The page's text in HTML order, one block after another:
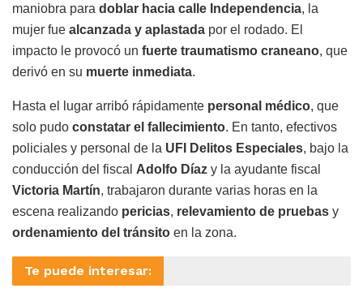
maniobra para doblar hacia calle Independencia, la
mujer fue alcanzada y aplastada por el rodado. El
impacto le provocó un fuerte traumatismo craneano, que
derivó en su muerte inmediata.
Hasta el lugar arribó rápidamente personal médico, que
solo pudo constatar el fallecimiento. En tanto, efectivos
policiales y personal de la UFI Delitos Especiales, bajo la
conducción del fiscal Adolfo Díaz y la ayudante fiscal
Victoria Martín, trabajaron durante varias horas en la
escena realizando pericias, relevamiento de pruebas y
ordenamiento del tránsito en la zona.
Te puede interesar: